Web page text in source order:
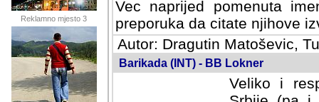
Reklamno mjesto 3
Vec naprijed pomenuta
preporuka da citate njihove
Autor: Dragutin Matoševic,
Barikada (INT) - BB Lokner
Veliko i